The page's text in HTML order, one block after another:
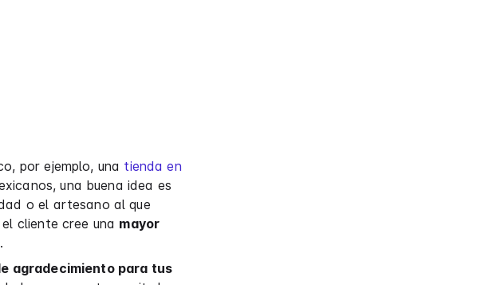
por ejemplo, una tienda en
una buena idea es
o el artesano al que
cliente cree una mayor
.
agradecimiento para tus